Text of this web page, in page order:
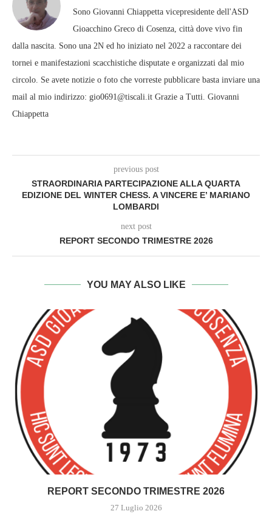
Sono Giovanni Chiappetta vicepresidente dell'ASD
Gioacchino Greco di Cosenza, città dove vivo fin
dalla nascita. Sono una 2N ed ho iniziato nel 2022 a raccontare dei
tornei e manifestazioni scacchistiche disputate e organizzati dal mio
circolo. Se avete notizie o foto che vorreste pubblicare basta inviare una
mail al mio indirizzo: gio0691@tiscali.it Grazie a Tutti. Giovanni
Chiappetta
previous post
STRAORDINARIA PARTECIPAZIONE ALLA QUARTA
EDIZIONE DEL WINTER CHESS. A VINCERE E’ MARIANO
LOMBARDI
next post
REPORT SECONDO TRIMESTRE 2026
YOU MAY ALSO LIKE
REPORT SECONDO TRIMESTRE 2026
27 Luglio 2026